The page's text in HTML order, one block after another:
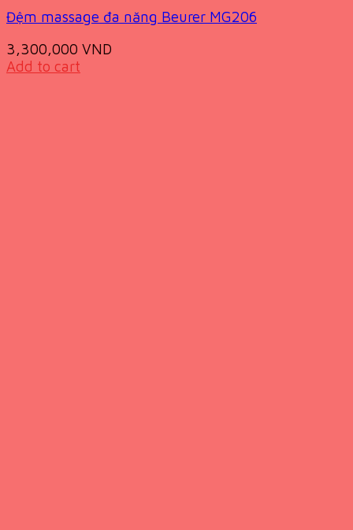
Đệm massage đa năng Beurer MG206
3,300,000 VND
Add to cart